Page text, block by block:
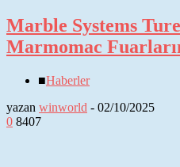
Marble Systems
Marmomac
■Haberler
yazan winworld - 02/10/2025
0 8407